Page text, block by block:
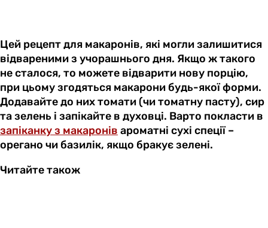
Цей рецепт для макаронів, які могли залишитися
відвареними з учорашнього дня. Якщо ж такого
не сталося, то можете відварити нову порцію,
при цьому згодяться макарони будь-якої форми.
Додавайте до них томати (чи томатну пасту), сир
та зелень і запікайте в духовці. Варто покласти в
запіканку з макаронів ароматні сухі спеції –
орегано чи базилік, якщо бракує зелені.
Читайте також